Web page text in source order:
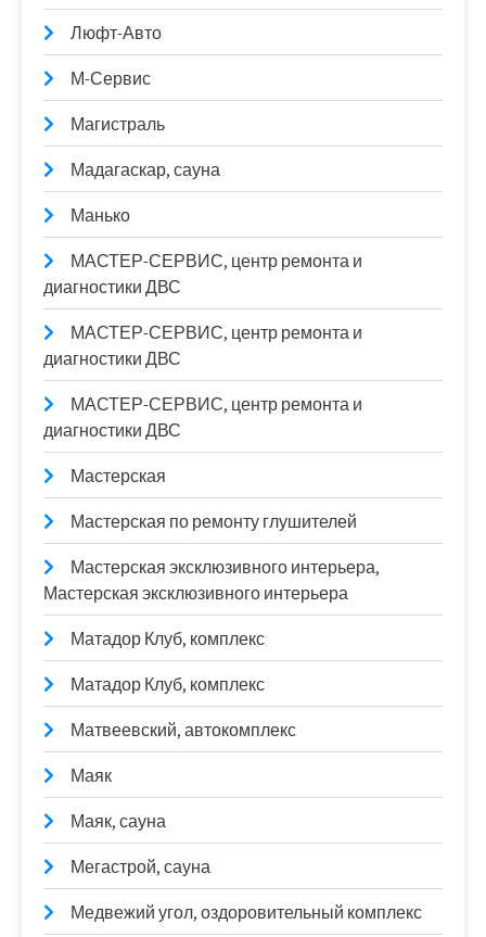
Люфт-Авто
М-Сервис
Магистраль
Мадагаскар, сауна
Манько
МАСТЕР-СЕРВИС, центр ремонта и
диагностики ДВС
МАСТЕР-СЕРВИС, центр ремонта и
диагностики ДВС
МАСТЕР-СЕРВИС, центр ремонта и
диагностики ДВС
Мастерская
Мастерская по ремонту глушителей
Мастерская эксклюзивного интерьера,
Мастерская эксклюзивного интерьера
Матадор Клуб, комплекс
Матадор Клуб, комплекс
Матвеевский, автокомплекс
Маяк
Маяк, сауна
Мегастрой, сауна
Медвежий угол, оздоровительный комплекс